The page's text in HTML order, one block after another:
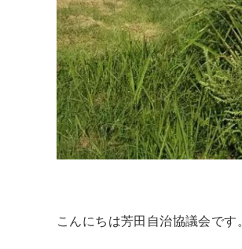
こんにちは芳田自治協議会です。